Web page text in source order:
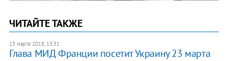
ЧИТАЙТЕ ТАКЖЕ
13 марта 2018, 13:31
Глава МИД Франции посетит Украину 23 марта